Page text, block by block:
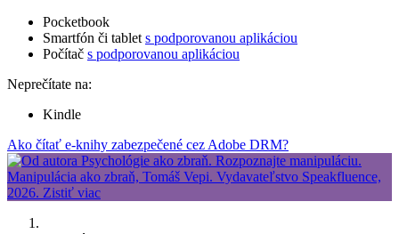
Pocketbook
Smartfón či tablet s podporovanou aplikáciou
Počítač s podporovanou aplikáciou
Neprečítate na:
Kindle
Ako čítať e-knihy zabezpečené cez Adobe DRM?